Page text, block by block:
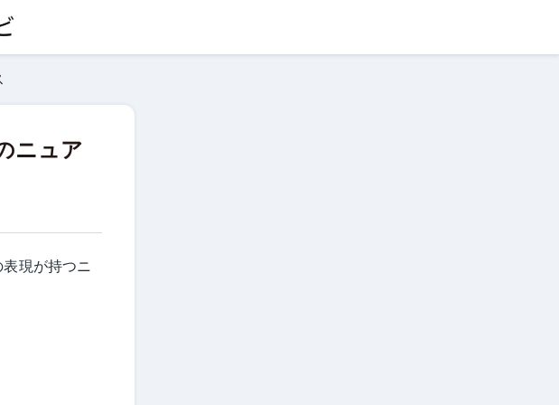
ニュア
現が持つニ